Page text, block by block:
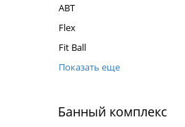
ABT
Flex
Fit Ball
Показать еще
Банный комплекс